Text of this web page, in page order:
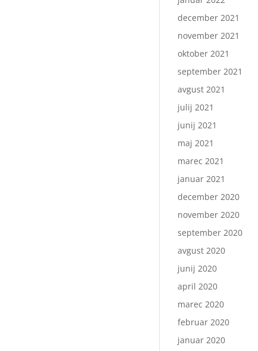
december 2021
november 2021
oktober 2021
september 2021
avgust 2021
julij 2021
junij 2021
maj 2021
marec 2021
januar 2021
december 2020
november 2020
september 2020
avgust 2020
junij 2020
april 2020
marec 2020
februar 2020
januar 2020